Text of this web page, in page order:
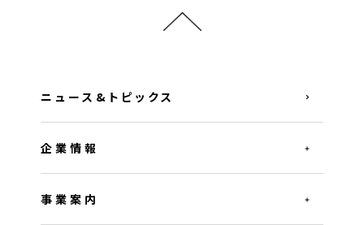
ニュース&トピックス
企業情報
事業案内